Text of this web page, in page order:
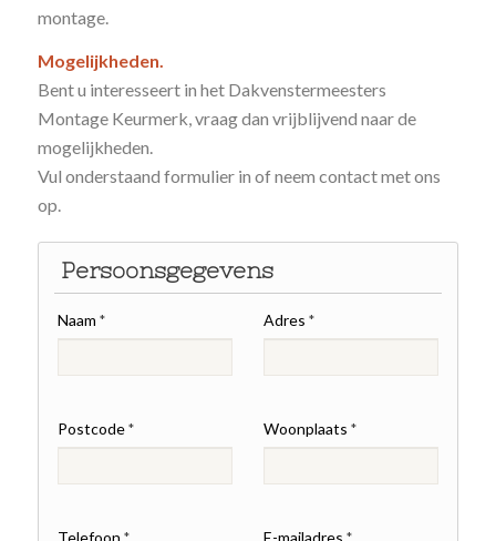
montage.
Mogelijkheden.
Bent u interesseert in het Dakvenstermeesters
Montage Keurmerk, vraag dan vrijblijvend naar de
mogelijkheden.
Vul onderstaand formulier in of neem contact met ons
op.
Persoonsgegevens
Naam* Adres*
Postcode* Woonplaats*